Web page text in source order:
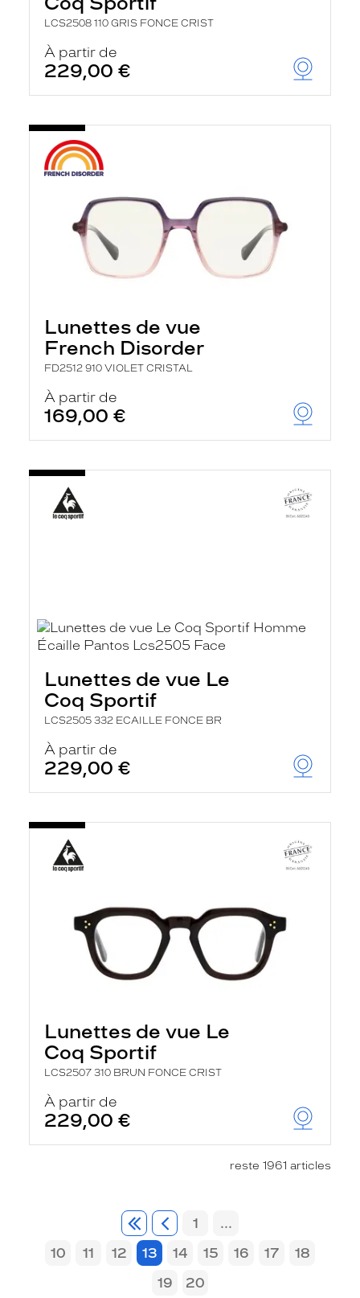
LCS2508 110 GRIS FONCE CRIST
À partir de
229,00 €
Lunettes de vue
French Disorder
FD2512 910 VIOLET CRISTAL
À partir de
169,00 €
Lunettes de vue Le
Coq Sportif
LCS2505 332 ECAILLE FONCE BR
À partir de
229,00 €
Lunettes de vue Le
Coq Sportif
LCS2507 310 BRUN FONCE CRIST
À partir de
229,00 €
reste 1961 articles
1
...
10
11 12 13 14 15 16 17
18
19
20